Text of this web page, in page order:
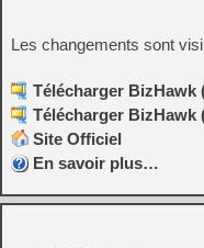
Les changements sont
Télécharger BizHawk
Télécharger BizHawk
Site Officiel
En savoir plus…